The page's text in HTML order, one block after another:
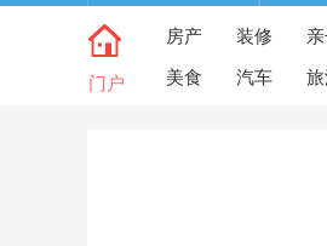
门户
房产 装修
美食
汽车